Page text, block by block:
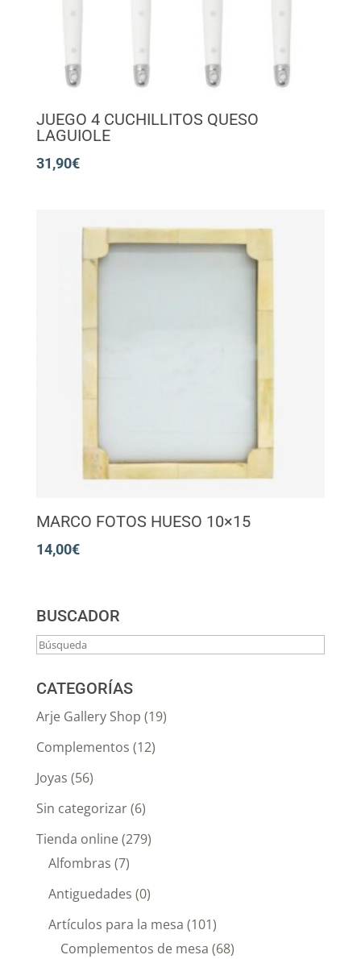
JUEGO 4 CUCHILLITOS QUESO
LAGUIOLE
31,90€
MARCO FOTOS HUESO 10×15
14,00€
BUSCADOR
CATEGORÍAS
Arje Gallery Shop (19)
Complementos (12)
Joyas (56)
Sin categorizar(6)
Tienda online(279)
Alfombras (7)
Antiguedades (0)
Artículos para la mesa (101)
Complementos de mesa (68)